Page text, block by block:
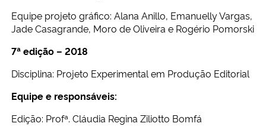
Equipe projeto gráfico: Alana Anillo, Emanuelly Vargas,
Jade Casagrande, Moro de Oliveira e Rogério Pomorski
7ª edição – 2018
Disciplina: Projeto Experimental em Produção Editorial
Equipe e responsáveis:
Edição: Profª. Cláudia Regina Ziliotto Bomfá